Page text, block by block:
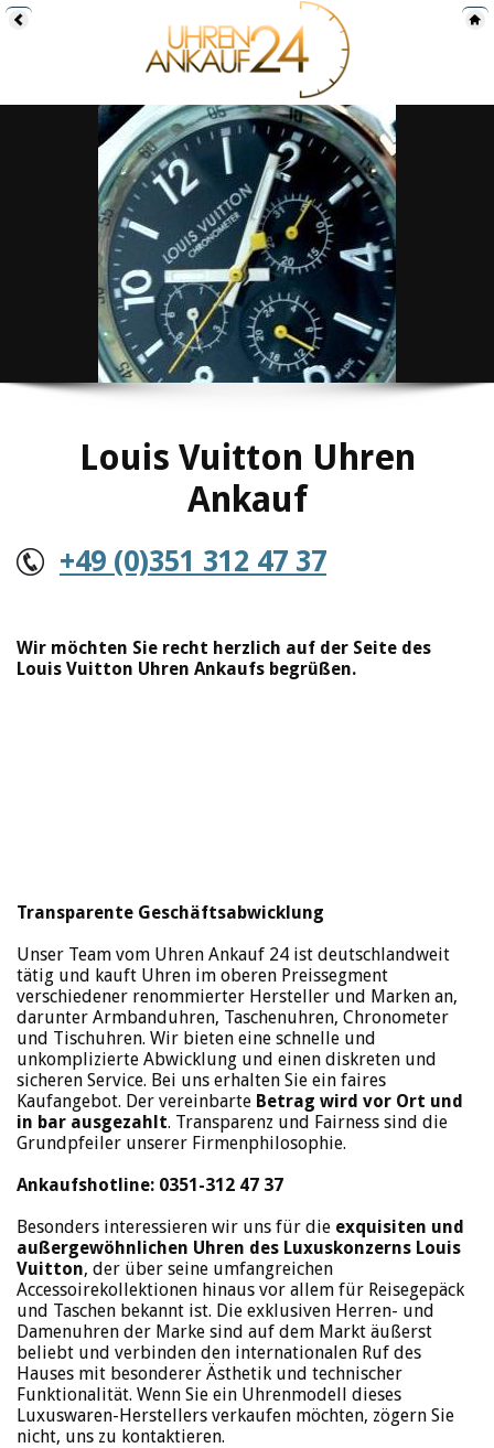
Louis Vuitton Uhren
Ankauf
+49 (0)351 312 47 37
Wir möchten Sie recht herzlich auf der Seite des
Louis Vuitton Uhren Ankaufs begrüßen.
Transparente Geschäftsabwicklung
Unser Team vom Uhren Ankauf 24 ist deutschlandweit
tätig und kauft Uhren im oberen Preissegment
verschiedener renommierter Hersteller und Marken an,
darunter Armbanduhren, Taschenuhren, Chronometer
und Tischuhren. Wir bieten eine schnelle und
unkomplizierte Abwicklung und einen diskreten und
sicheren Service. Bei uns erhalten Sie ein faires
Kaufangebot. Der vereinbarte Betrag wird vor Ort und
in bar ausgezahlt. Transparenz und Fairness sind die
Grundpfeiler unserer Firmenphilosophie.
Ankaufshotline: 0351-312 47 37
Besonders interessieren wir uns für die exquisiten und
außergewöhnlichen Uhren des Luxuskonzerns Louis
Vuitton, der über seine umfangreichen
Accessoirekollektionen hinaus vor allem für Reisegepäck
und Taschen bekannt ist. Die exklusiven Herren- und
Damenuhren der Marke sind auf dem Markt äußerst
beliebt und verbinden den internationalen Ruf des
Hauses mit besonderer Ästhetik und technischer
Funktionalität. Wenn Sie ein Uhrenmodell dieses
Luxuswaren-Herstellers verkaufen möchten, zögern Sie
nicht, uns zu kontaktieren.